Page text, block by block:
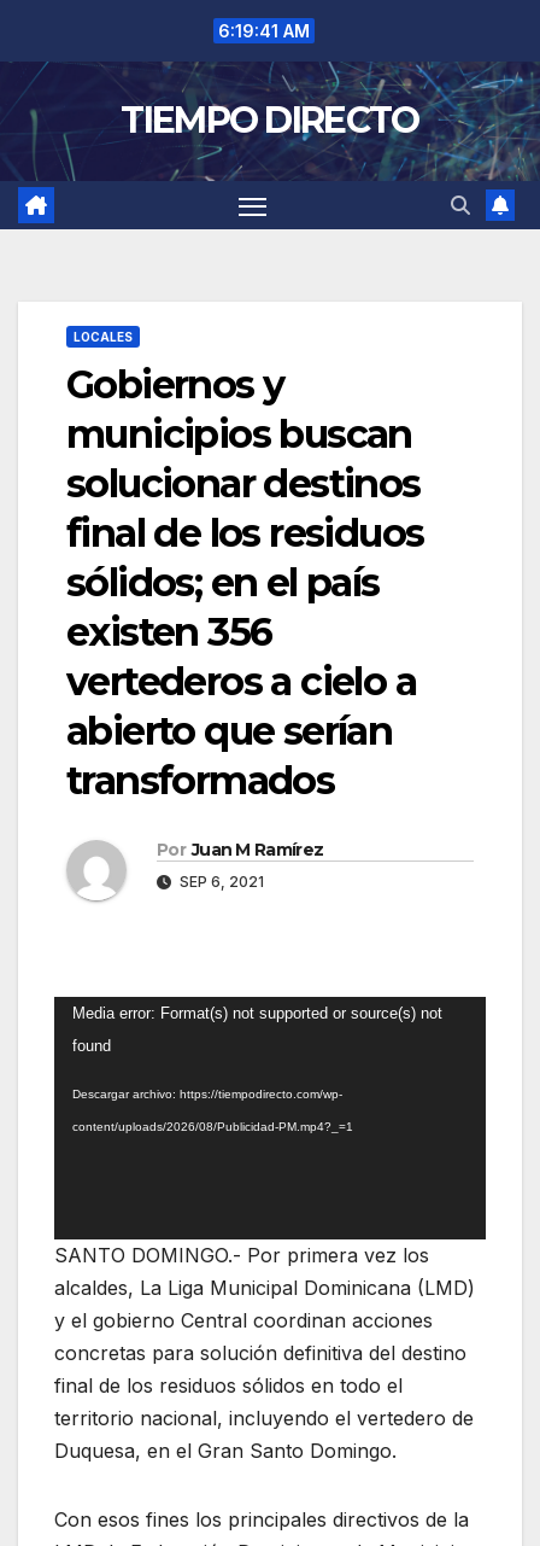
contenido
6:19:41 AM
TIEMPO DIRECTO
LOCALES
Gobiernos y
municipios buscan
solucionar destinos
final de los residuos
sólidos; en el país
existen 356
vertederos a cielo a
abierto que serían
transformados
Por Juan M Ramírez
SEP 6, 2021
Reproductor
de
Media error: Format(s) not supported or source(s) not
found
Descargar archivo: https://tiempodirecto.com/wp-
content/uploads/2026/08/Publicidad-PM.mp4?_=1
SANTO DOMINGO.- Por primera vez los
alcaldes, La Liga Municipal Dominicana (LMD)
y el gobierno Central coordinan acciones
concretas para solución definitiva del destino
final de los residuos sólidos en todo el
territorio nacional, incluyendo el vertedero de
Duquesa, en el Gran Santo Domingo.
Con esos fines los principales directivos de la